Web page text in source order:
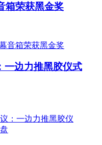
箱荣获黑金奖
一边力推黑胶仪式